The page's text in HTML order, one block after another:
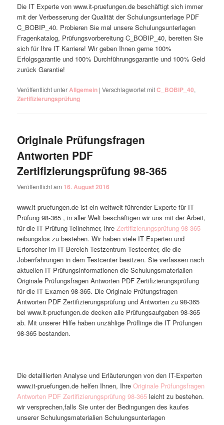
Die IT Experte von www.it-pruefungen.de beschäftigt sich immer
mit der Verbesserung der Qualität der Schulungsunterlage PDF
C_BOBIP_40. Probieren Sie mal unsere Schulungsunterlagen
Fragenkatalog, Prüfungsvorbereitung C_BOBIP_40, bereiten Sie
sich für Ihre IT Karriere! Wir geben Ihnen gerne 100%
Erfolgsgarantie und 100% Durchführungsgarantie und 100% Geld
zurück Garantie!
Veröffentlicht unterAllgemein |Verschlagwortet mitC_BOBIP_40,
Zertifizierungsprüfung
Originale Prüfungsfragen
Antworten PDF
Zertifizierungsprüfung 98-365
Veröffentlicht am 16. August 2016
www.it-pruefungen.de ist ein weltweit führender Experte für IT
Prüfung 98-365 , in aller Welt beschäftigen wir uns mit der Arbeit,
für die IT Prüfung-Teilnehmer, ihreZertifizierungsprüfung 98-365
reibungslos zu bestehen. Wir haben viele IT Experten und
Erforscher im IT Bereich Testzentrum Testcenter, die die
Joberrfahrungen in dem Testcenter besitzen. Sie verfassen nach
aktuellen IT Prüfungsinformationen die Schulungsmaterialien
Originale Prüfungsfragen Antworten PDF Zertifizierungsprüfung
für die IT Examen 98-365. Die Originale Prüfungsfragen
Antworten PDF Zertifizierungsprüfung und Antworten zu 98-365
bei www.it-pruefungen.de decken alle Prüfungsaufgaben 98-365
ab. Mit unserer Hilfe haben unzählige Prüflinge die IT Prüfungen
98-365 bestanden.
Die detaillierten Analyse und Erläuterungen von den IT-Experten
www.it-pruefungen.de helfen Ihnen, IhreOriginale Prüfungsfragen
Antworten PDF Zertifizierungsprüfung 98-365 leicht zu bestehen.
wir versprechen,falls Sie unter der Bedingungen des kaufes
unserer Schulungsmaterialien Schulungsunterlagen